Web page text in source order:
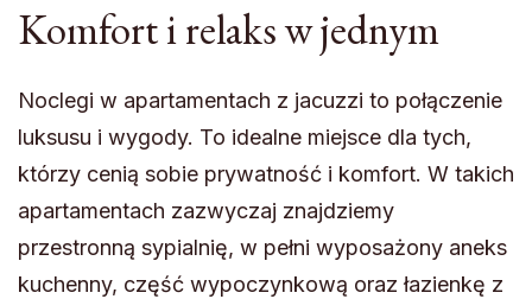
Komfort i relaks w jednym
Noclegi w apartamentach z jacuzzi to połączenie
luksusu i wygody. To idealne miejsce dla tych,
którzy cenią sobie prywatność i komfort. W takich
apartamentach zazwyczaj znajdziemy
przestronną sypialnię, w pełni wyposażony aneks
kuchenny, część wypoczynkową oraz łazienkę z